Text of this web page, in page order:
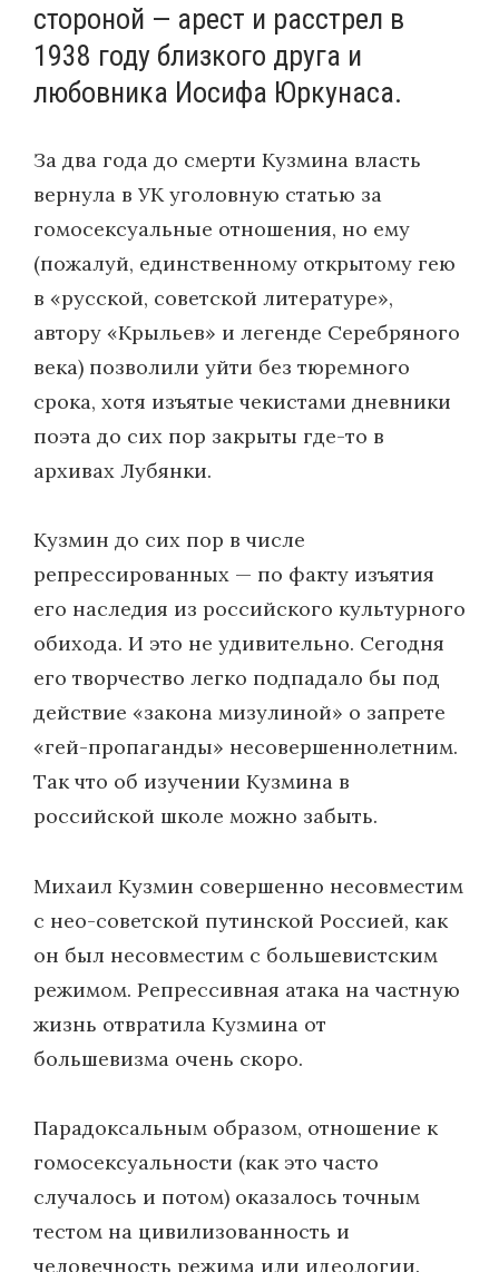
стороной — арест и расстрел в
1938 году близкого друга и
любовника Иосифа Юркунаса.
За два года до смерти Кузмина власть
вернула в УК уголовную статью за
гомосексуальные отношения, но ему
(пожалуй, единственному открытому гею
в «русской, советской литературе»,
автору «Крыльев» и легенде Серебряного
века) позволили уйти без тюремного
срока, хотя изъятые чекистами дневники
поэта до сих пор закрыты где-то в
архивах Лубянки.
Кузмин до сих пор в числе
репрессированных — по факту изъятия
его наследия из российского культурного
обихода. И это не удивительно. Сегодня
его творчество легко подпадало бы под
действие «закона мизулиной» о запрете
«гей-пропаганды» несовершеннолетним.
Так что об изучении Кузмина в
российской школе можно забыть.
Михаил Кузмин совершенно несовместим
с нео-советской путинской Россией, как
он был несовместим с большевистским
режимом. Репрессивная атака на частную
жизнь отвратила Кузмина от
большевизма очень скоро.
Парадоксальным образом, отношение к
гомосексуальности (как это часто
случалось и потом) оказалось точным
тестом на цивилизованность и
человечность режима или идеологии.